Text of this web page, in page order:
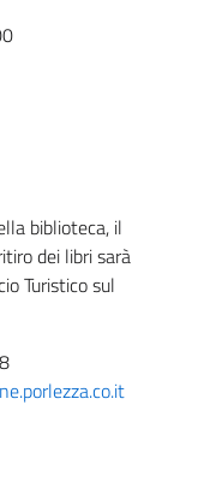
biblioteca, il
dei libri sarà
Turistico sul